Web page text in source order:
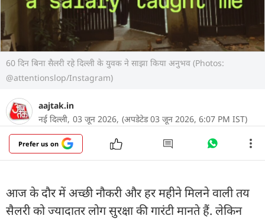
60 दिन बिना सैलरी रहे दिल्ली के युवक ने साझा किया अनुभव (Photos:
@attentionslop/Instagram)
aajtak.in
नई दिल्ली, 03 जून 2026, (अपडेटेड 03 जून 2026, 6:07 PM IST)
Prefer us on
आज के दौर में अच्छी नौकरी और हर महीने मिलने वाली तय
सैलरी को ज्यादातर लोग सुरक्षा की गारंटी मानते हैं. लेकिन